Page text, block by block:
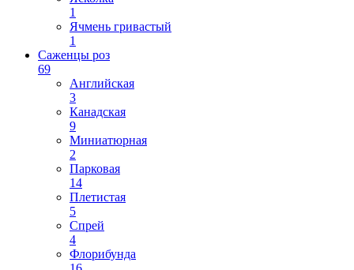
1
Ячмень гривастый
1
Саженцы роз
69
Английская
3
Канадская
9
Миниатюрная
2
Парковая
14
Плетистая
5
Спрей
4
Флорибунда